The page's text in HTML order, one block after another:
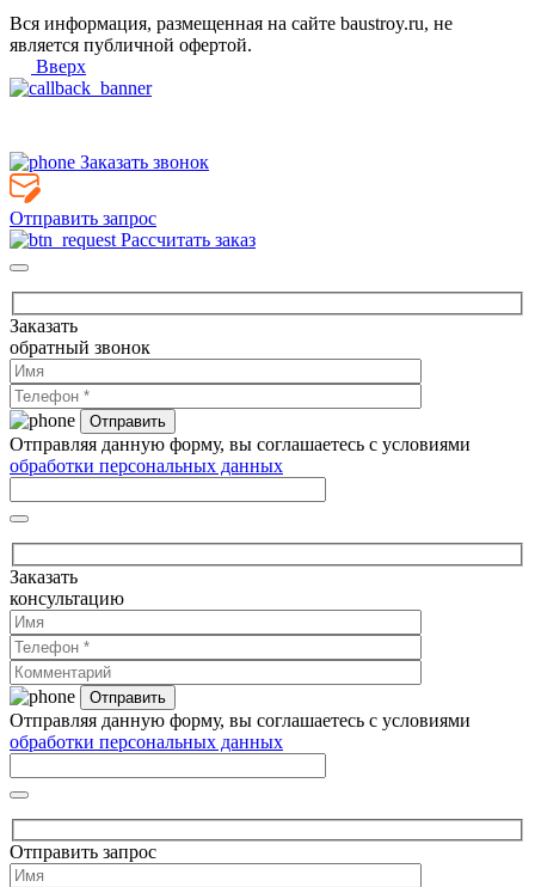
Вся информация, размещенная на сайте baustroy.ru, не
является публичной офертой.
Вверх
Заказать звонок
Отправить запрос
Рассчитать заказ
Заказать
обратный звонок
Отправляя данную форму, вы соглашаетесь с условиями
обработки персональных данных
Заказать
консультацию
Отправляя данную форму, вы соглашаетесь с условиями
обработки персональных данных
Отправить запрос